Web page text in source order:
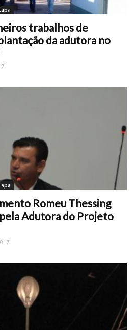
trabalhos de
da adutora no
Romeu Thessing
Adutora do Projeto